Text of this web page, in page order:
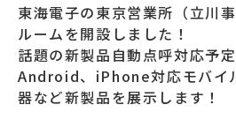
東海電子の東京営業所（立川
ルームを開設しました！
話題の新製品自動点呼対応予定
Android、iPhone対応モバイ
器など新製品を展示します！